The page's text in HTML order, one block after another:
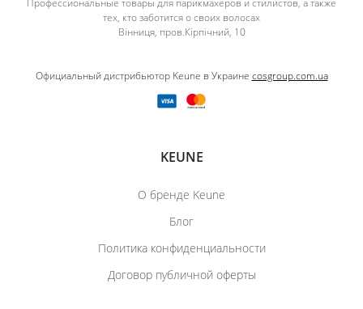
Профессиональные товары для парикмахеров и стилистов, а также
тех, кто заботится о своих волосах
Вінниця, пров.Кірпічний, 10
Официальный дистрибьютор Keune в Украине cosgroup.com.ua
KEUNE
О бренде Keune
Блог
Политика конфиденциальности
Договор публичной оферты